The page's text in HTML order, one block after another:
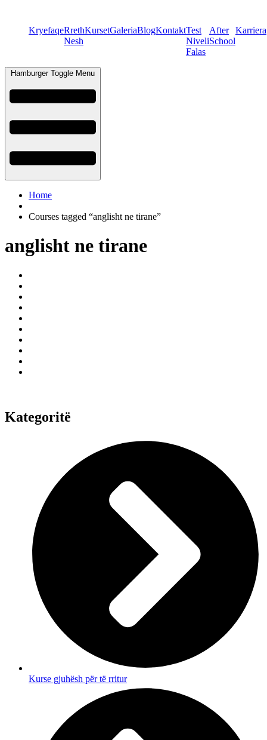
KryefaqeRreth
Nesh
KursetGaleriaBlogKontaktTest
Niveli
Falas
After
School
Karriera
Hamburger Toggle Menu
Home
Courses tagged “anglisht ne tirane”
anglisht ne tirane
Kategoritë
Kurse gjuhësh për të rritur